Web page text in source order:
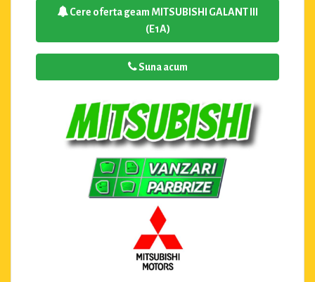
Cere oferta geam MITSUBISHI GALANT III
(E1A)
Suna acum